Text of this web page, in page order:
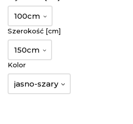
100cm
Szerokość [cm]
150cm
Kolor
jasno-szary